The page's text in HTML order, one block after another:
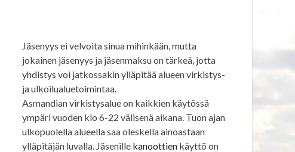
Jäsenyys ei velvoita sinua mihinkään, mutta
jokainen jäsenyys ja jäsenmaksu on tärkeä, jotta
yhdistys voi jatkossakin ylläpitää alueen virkistys-
ja ulkoilualuetoimintaa.
Asmandian virkistysalue on kaikkien käytössä
ympäri vuoden klo 6-22 välisenä aikana. Tuon ajan
ulkopuolella alueella saa oleskella ainoastaan
ylläpitäjän luvalla. Jäsenille kanoottien käyttö on